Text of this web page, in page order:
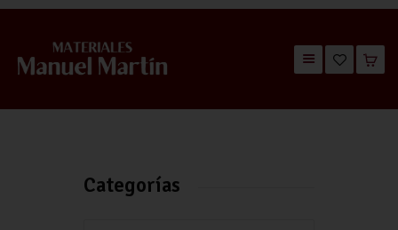
QUIÉNES SOMOS
Categorías